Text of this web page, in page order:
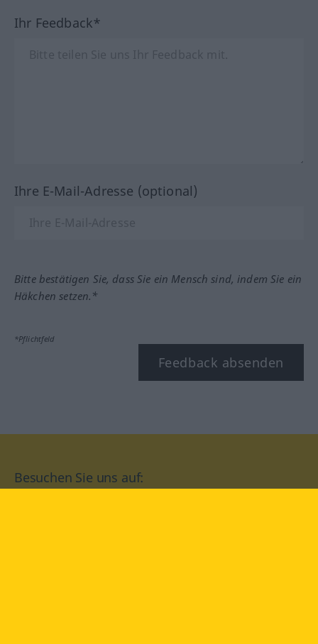
Ihr Feedback*
Ihre E-Mail-Adresse (optional)
Bitte bestätigen Sie, dass Sie ein Mensch sind, indem Sie ein
Häkchen setzen.*
*Pflichtfeld
Feedback absenden
Besuchen Sie uns auf: